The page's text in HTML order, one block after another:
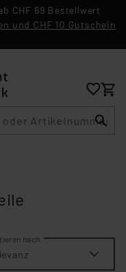
CHF 69 Bestellwert
und CHF 10 Gutschein
nach